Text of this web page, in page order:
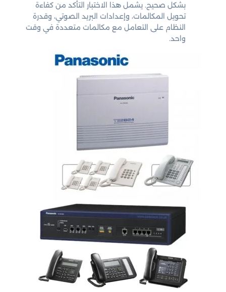
بشكل صحيح. يشمل هذا الاختبار التأكد من كفاءة
تحويل المكالمات، وإعدادات البريد الصوتي، وقدرة
النظام على التعامل مع مكالمات متعددة في وقت
واحد.